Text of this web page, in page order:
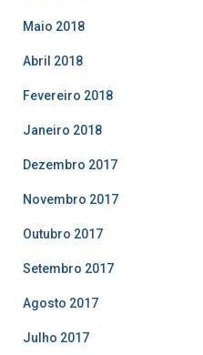
Maio 2018
Abril 2018
Fevereiro 2018
Janeiro 2018
Dezembro 2017
Novembro 2017
Outubro 2017
Setembro 2017
Agosto 2017
Julho 2017